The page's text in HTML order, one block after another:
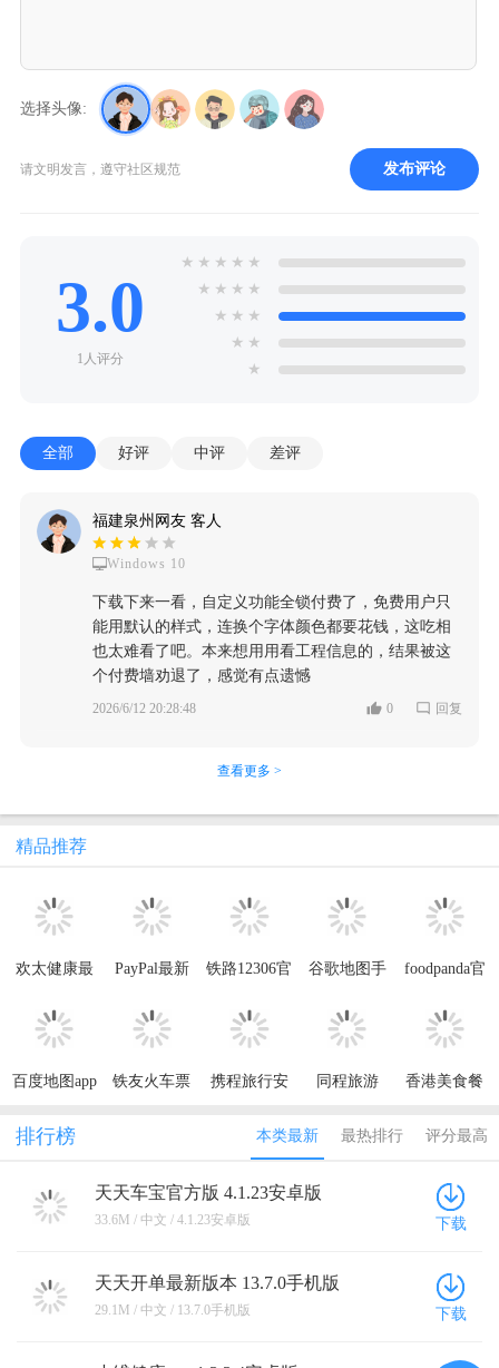
选择头像:
请文明发言，遵守社区规范 发布评论
3.0
1人评分
★ ★ ★ ★ ★
★ ★ ★ ★
★ ★ ★
★ ★
★
全部 好评 中评 差评
福建泉州网友 客人
Windows 10
下载下来一看，自定义功能全锁付费了，免费用户只
能用默认的样式，连换个字体颜色都要花钱，这吃相
也太难看了吧。本来想用用看工程信息的，结果被这
个付费墙劝退了，感觉有点遗憾
2026/6/12 20:28:48 0 回复
查看更多 >
精品推荐
欢太健康最
PayPal最新
铁路12306官
谷歌地图手
2026
foodpanda官
百度地图app
铁友火车票
携程旅行安
版本
同程旅游
香港美食餐
排行榜 本类最新 最热排行 评分最高
天天车宝官方版 4.1.23安卓版
33.6M / 中文 / 4.1.23安卓版 下载
天天开单最新版本 13.7.0手机版
29.1M / 中文 / 13.7.0手机版 下载